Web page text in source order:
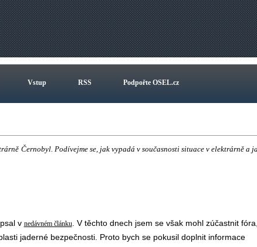
Vstup RSS Podpořte OSEL.cz
Černobyl. Podívejme se, jak vypadá v současnosti situace v elektrárně a
v nedávném článku. V těchto dnech jsem se však mohl zúčastnit
jaderné bezpečnosti. Proto bych se pokusil doplnit informace